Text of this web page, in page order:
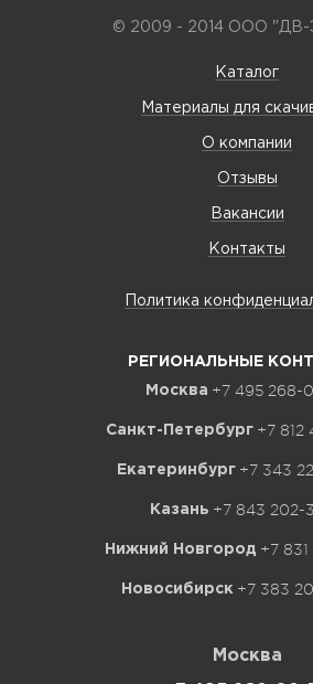
© 2009 - 2014 ООО "ДВ-
Каталог
Материалы для
О компании
Отзывы
Вакансии
Контакты
Политика
РЕГИОНАЛЬНЫЕ
Москва +7 495 268-
Санкт-Петербург +7 812
Екатеринбург +7 343
Казань +7 843 202-
Нижний Новгород +7
Новосибирск +7 383
Москва